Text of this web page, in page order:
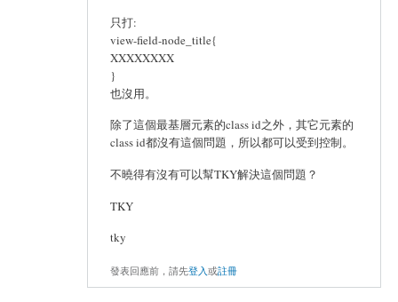
只打:
view-field-node_title{
XXXXXXXX
}
也沒用。
除了這個最基層元素的class id之外，其它元素的
class id都沒有這個問題，所以都可以受到控制。
不曉得有沒有可以幫TKY解決這個問題？
TKY
tky
發表回應前，請先登入或註冊